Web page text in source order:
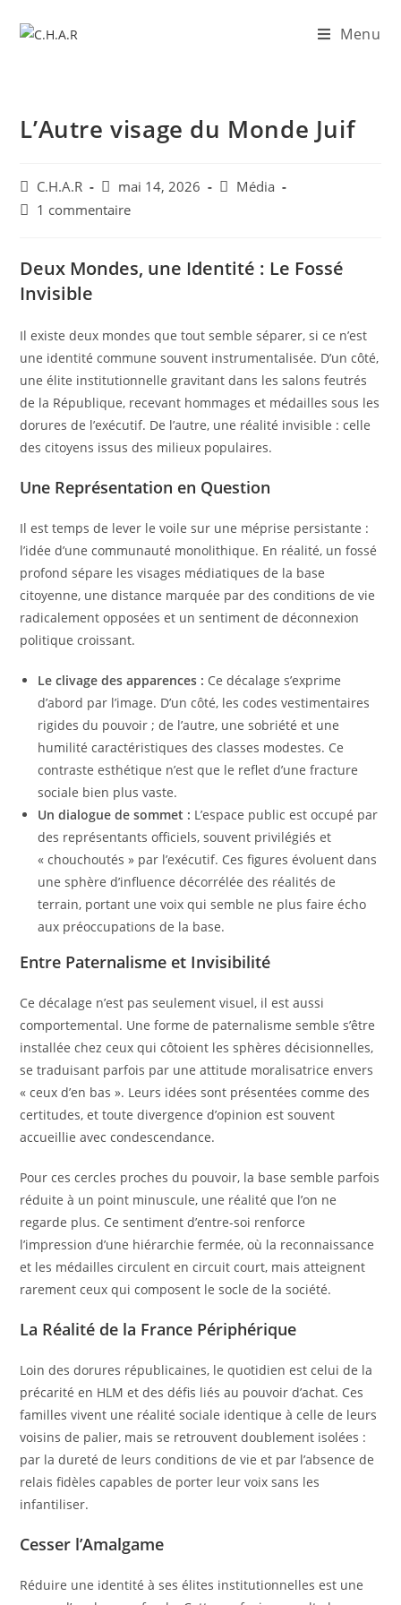
Menu
L’Autre visage du Monde Juif
C.H.A.R mai 14, 2026
Média
1 commentaire
Deux Mondes, une Identité : Le Fossé
Invisible
​Il existe deux mondes que tout semble séparer, si ce n’est
une identité commune souvent instrumentalisée. D’un côté,
une élite institutionnelle gravitant dans les salons feutrés
de la République, recevant hommages et médailles sous les
dorures de l’exécutif. De l’autre, une réalité invisible : celle
des citoyens issus des milieux populaires.
​Une Représentation en Question
​Il est temps de lever le voile sur une méprise persistante :
l’idée d’une communauté monolithique. En réalité, un fossé
profond sépare les visages médiatiques de la base
citoyenne, une distance marquée par des conditions de vie
radicalement opposées et un sentiment de déconnexion
politique croissant.
Le clivage des apparences : Ce décalage s’exprime
d’abord par l’image. D’un côté, les codes vestimentaires
rigides du pouvoir ; de l’autre, une sobriété et une
humilité caractéristiques des classes modestes. Ce
contraste esthétique n’est que le reflet d’une fracture
sociale bien plus vaste.
Un dialogue de sommet : L’espace public est occupé par
des représentants officiels, souvent privilégiés et
« chouchoutés » par l’exécutif. Ces figures évoluent dans
une sphère d’influence décorrélée des réalités de
terrain, portant une voix qui semble ne plus faire écho
aux préoccupations de la base.
​Entre Paternalisme et Invisibilité
​Ce décalage n’est pas seulement visuel, il est aussi
comportemental. Une forme de paternalisme semble s’être
installée chez ceux qui côtoient les sphères décisionnelles,
se traduisant parfois par une attitude moralisatrice envers
« ceux d’en bas ». Leurs idées sont présentées comme des
certitudes, et toute divergence d’opinion est souvent
accueillie avec condescendance.
​Pour ces cercles proches du pouvoir, la base semble parfois
réduite à un point minuscule, une réalité que l’on ne
regarde plus. Ce sentiment d’entre-soi renforce
l’impression d’une hiérarchie fermée, où la reconnaissance
et les médailles circulent en circuit court, mais atteignent
rarement ceux qui composent le socle de la société.
​La Réalité de la France Périphérique
​Loin des dorures républicaines, le quotidien est celui de la
précarité en HLM et des défis liés au pouvoir d’achat. Ces
familles vivent une réalité sociale identique à celle de leurs
voisins de palier, mais se retrouvent doublement isolées :
par la dureté de leurs conditions de vie et par l’absence de
relais fidèles capables de porter leur voix sans les
infantiliser.
​Cesser l’Amalgame
​Réduire une identité à ses élites institutionnelles est une